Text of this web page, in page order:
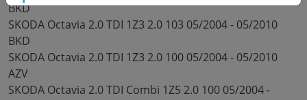
BKD
SKODA Octavia 2.0 TDI 1Z3 2.0 103 05/2004 - 05/2010
BKD
SKODA Octavia 2.0 TDI 1Z3 2.0 100 05/2004 - 05/2010
AZV
SKODA Octavia 2.0 TDI Combi 1Z5 2.0 100 05/2004 -